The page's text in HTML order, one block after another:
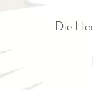
Die